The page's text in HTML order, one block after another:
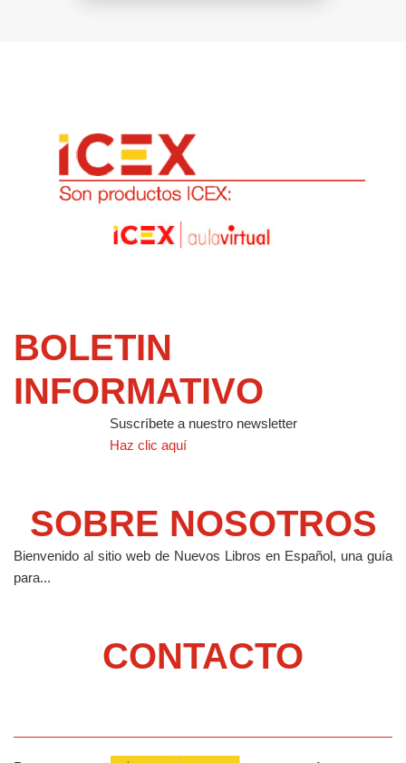
BOLETIN
INFORMATIVO
Suscríbete a nuestro newsletter
Haz clic aquí
SOBRE NOSOTROS
Bienvenido al sitio web de Nuevos Libros en Español, una guía
para...
CONTACTO